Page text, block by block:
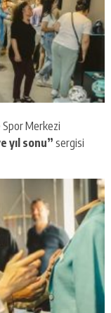
Spor Merkezi
yıl sonu” sergisi